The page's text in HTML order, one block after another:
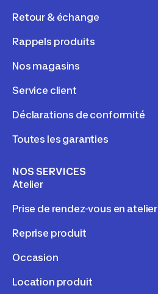
Retour & échange
Rappels produits
Nos magasins
Service client
Déclarations de conformité
Toutes les garanties
NOS SERVICES
Atelier
Prise de rendez-vous en atelier
Reprise produit
Occasion
Location produit